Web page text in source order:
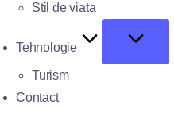
Stil de viata
Tehnologie
Turism
Contact